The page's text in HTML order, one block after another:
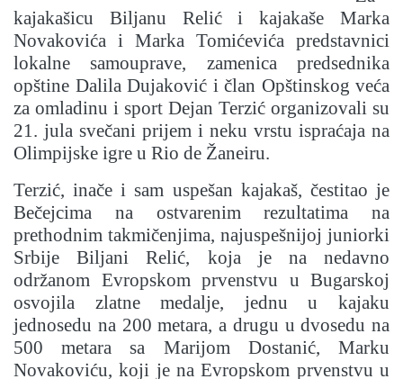
kajakašicu Biljanu Relić i kajakaše Marka
Novakovića i Marka Tomićevića predstavnici
lokalne samouprave, zamenica predsednika
opštine Dalila Dujaković i član Opštinskog veća
za omladinu i sport Dejan Terzić organizovali su
21. jula svečani prijem i neku vrstu ispraćaja na
Olimpijske igre u Rio de Žaneiru.
Terzić, inače i sam uspešan kajakaš, čestitao je
Bečejcima na ostvarenim rezultatima na
prethodnim takmičenjima, najuspešnijoj juniorki
Srbije Biljani Relić, koja je na nedavno
održanom Evropskom prvenstvu u Bugarskoj
osvojila zlatne medalje, jednu u kajaku
jednosedu na 200 metara, a drugu u dvosedu na
500 metara sa Marijom Dostanić, Marku
Novakoviću, koji je na Evropskom prvenstvu u